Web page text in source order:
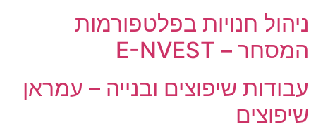
ניהול חנויות בפלטפורמות
המסחר – E-NVEST
עבודות שיפוצים ובנייה – עמראן
שיפוצים